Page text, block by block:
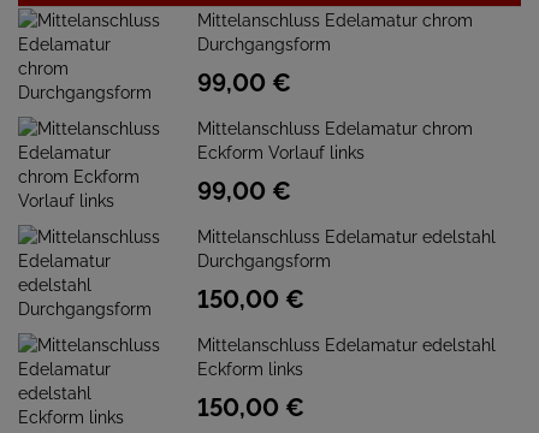
Mittelanschluss Edelamatur chrom
Durchgangsform
99,00 €
Mittelanschluss Edelamatur chrom
Eckform Vorlauf links
99,00 €
Mittelanschluss Edelamatur edelstahl
Durchgangsform
150,00 €
Mittelanschluss Edelamatur edelstahl
Eckform links
150,00 €